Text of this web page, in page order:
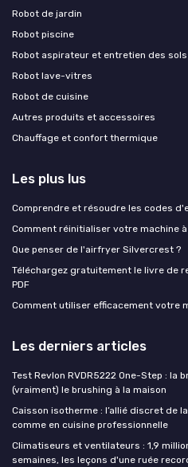
Robot de jardin
Robot piscine
Robot aspirateur et entretien des sols
Robot lave-vitres
Robot de cuisine
Autres produits et accessoires
Chauffage et confort thermique
Les plus lus
Comprendre et résoudre les codes
Comment réinitialiser votre machine à
Que penser de l'airfryer Silvercrest ?
Téléchargez gratuitement le livre de
PDF
Comment utiliser efficacement votre
Les derniers articles
Test Revlon RVDR5222 One-Step : la
(vraiment) le brushing à la maison
Caisson isotherme : l’allié discret de
comme en cuisine professionnelle
Climatiseurs et ventilateurs : 1,9
semaines, les leçons d'une ruée